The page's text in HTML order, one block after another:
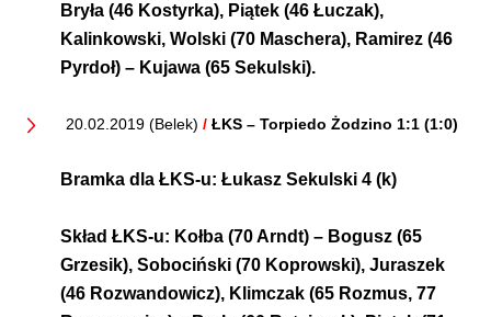
Bryła (46 Kostyrka), Piątek (46 Łuczak),
Kalinkowski, Wolski (70 Maschera), Ramirez (46
Pyrdoł) – Kujawa (65 Sekulski).
20.02.2019 (Belek) / ŁKS – Torpiedo Żodzino 1:1 (1:0)
Bramka dla ŁKS-u: Łukasz Sekulski 4 (k)
Skład ŁKS-u: Kołba (70 Arndt) – Bogusz (65
Grzesik), Sobociński (70 Koprowski), Juraszek
(46 Rozwandowicz), Klimczak (65 Rozmus, 77